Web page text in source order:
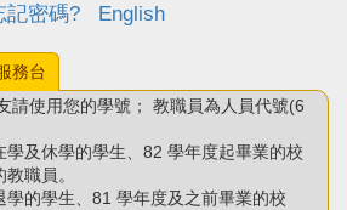
記密碼? English
務台
請使用您的學號； 教職員為人員代號(6
學及休學的學生、82 學年度起畢業的校
職員。
學的學生、81 學年度及之前畢業的校